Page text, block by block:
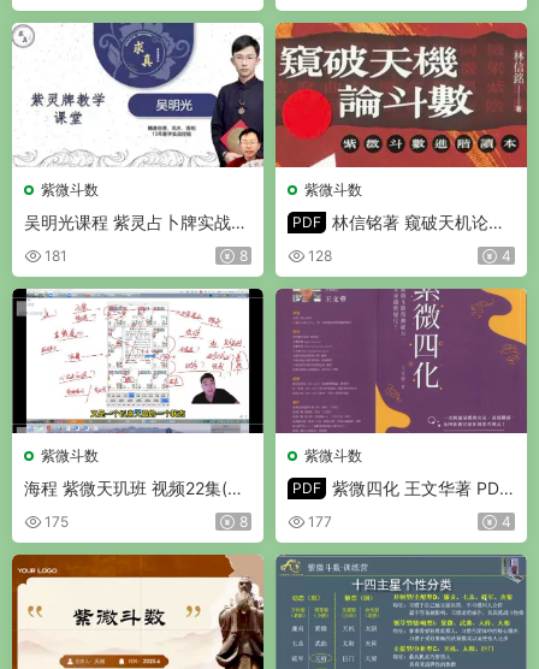
紫微斗数
吴明光课程 紫灵占卜牌实战应
用课堂 视频36集
181 8
紫微斗数
PDF 林信铭著 窥破天机论斗
数 紫微斗数进阶读本 PDF 33
128 4
紫微斗数
海程 紫微天玑班 视频22集(带
字幕)
175 8
紫微斗数
PDF 紫微四化 王文华著 PDF
版 332页
177 4